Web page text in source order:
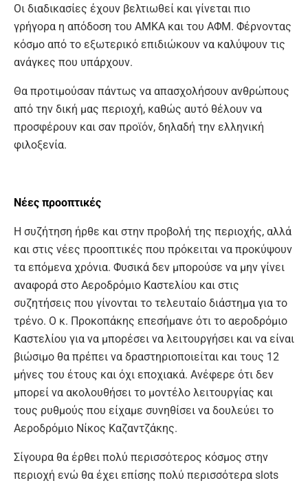
Οι διαδικασίες έχουν βελτιωθεί και γίνεται πιο
γρήγορα η απόδοση του ΑΜΚΑ και του ΑΦΜ. Φέρνοντας
κόσμο από το εξωτερικό επιδιώκουν να καλύψουν τις
ανάγκες που υπάρχουν.
Θα προτιμούσαν πάντως να απασχολήσουν ανθρώπους
από την δική μας περιοχή, καθώς αυτό θέλουν να
προσφέρουν και σαν προϊόν, δηλαδή την ελληνική
φιλοξενία.
Νέες προοπτικές
Η συζήτηση ήρθε και στην προβολή της περιοχής, αλλά
και στις νέες προοπτικές που πρόκειται να προκύψουν
τα επόμενα χρόνια. Φυσικά δεν μπορούσε να μην γίνει
αναφορά στο Αεροδρόμιο Καστελίου και στις
συζητήσεις που γίνονται το τελευταίο διάστημα για το
τρένο. Ο κ. Προκοπάκης επεσήμανε ότι το αεροδρόμιο
Καστελίου για να μπορέσει να λειτουργήσει και να είναι
βιώσιμο θα πρέπει να δραστηριοποιείται και τους 12
μήνες του έτους και όχι εποχιακά. Ανέφερε ότι δεν
μπορεί να ακολουθήσει το μοντέλο λειτουργίας και
τους ρυθμούς που είχαμε συνηθίσει να δουλεύει το
Αεροδρόμιο Νίκος Καζαντζάκης.
Σίγουρα θα έρθει πολύ περισσότερος κόσμος στην
περιοχή ενώ θα έχει επίσης πολύ περισσότερα slots